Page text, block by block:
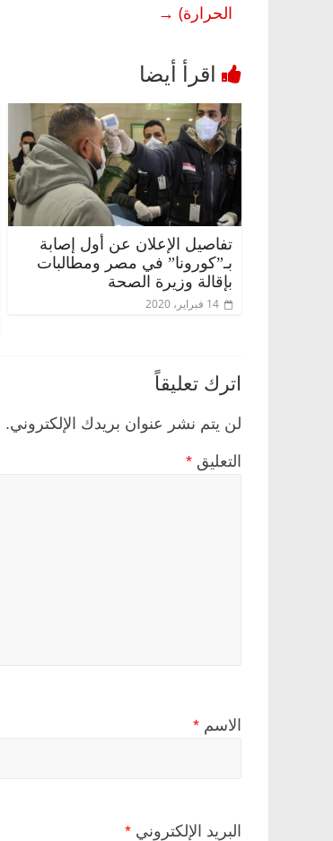
الحرارة) →
تفاصيل الإعلان عن أول إصابة
بـ”كورونا” في مصر ومطالبات
بإقالة وزيرة الصحة
14 فبراير، 2020
اترك تعليقاً
لن يتم نشر عنوان بريدك الإلكتروني.
التعليق *
الاسم *
البريد الإلكتروني *
للحرية (بروفايل)
26 يناير، 2026
فاروق.. خبير اقتصادي
بذكرى ميلاده وحيداً على أبواب